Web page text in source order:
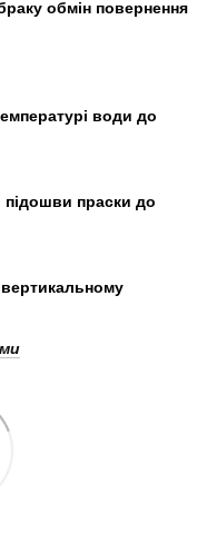
обмін повернення
води до
підошви праски до